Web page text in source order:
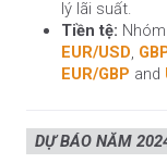
lý lãi suất.
Tiền tệ:
EUR/USD,
EUR/GBP and
DỰ BÁO NĂM